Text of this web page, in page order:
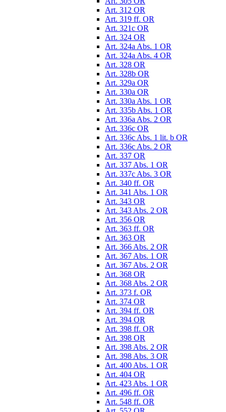
Art. 312 OR
Art. 319 ff. OR
Art. 321c OR
Art. 324 OR
Art. 324a Abs. 1 OR
Art. 324a Abs. 4 OR
Art. 328 OR
Art. 328b OR
Art. 329a OR
Art. 330a OR
Art. 330a Abs. 1 OR
Art. 335b Abs. 1 OR
Art. 336a Abs. 2 OR
Art. 336c OR
Art. 336c Abs. 1 lit. b OR
Art. 336c Abs. 2 OR
Art. 337 OR
Art. 337 Abs. 1 OR
Art. 337c Abs. 3 OR
Art. 340 ff. OR
Art. 341 Abs. 1 OR
Art. 343 OR
Art. 343 Abs. 2 OR
Art. 356 OR
Art. 363 ff. OR
Art. 363 OR
Art. 366 Abs. 2 OR
Art. 367 Abs. 1 OR
Art. 367 Abs. 2 OR
Art. 368 OR
Art. 368 Abs. 2 OR
Art. 373 f. OR
Art. 374 OR
Art. 394 ff. OR
Art. 394 OR
Art. 398 ff. OR
Art. 398 OR
Art. 398 Abs. 2 OR
Art. 398 Abs. 3 OR
Art. 400 Abs. 1 OR
Art. 404 OR
Art. 423 Abs. 1 OR
Art. 496 ff. OR
Art. 548 ff. OR